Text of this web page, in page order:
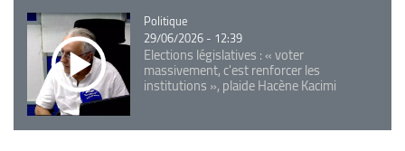
Catégorie
Politique
29/06/2026 - 12:39
Elections législatives : « voter
massivement, c'est renforcer les
institutions », plaide Hacène Kacimi